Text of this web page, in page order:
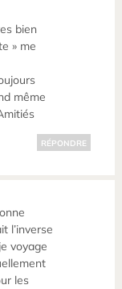
bien
» me
même
RÉPONDRE
l’inverse
voyage
les